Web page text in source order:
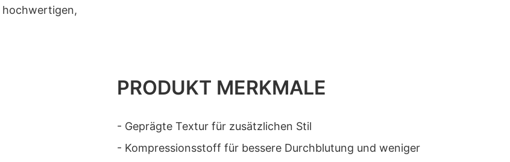
hochwertigen,
PRODUKT MERKMALE
- Geprägte Textur für zusätzlichen Stil
- Kompressionsstoff für bessere Durchblutung und weniger